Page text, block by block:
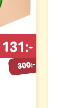
300:-
131:-